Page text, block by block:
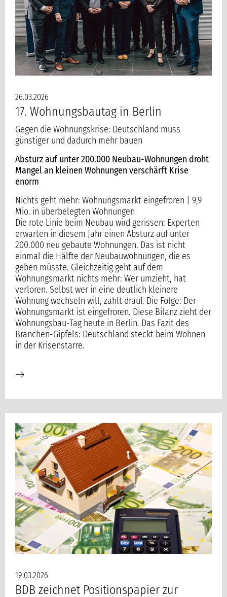
26.03.2026
17. Wohnungsbautag in Berlin
Gegen die Wohnungskrise: Deutschland muss
günstiger und dadurch mehr bauen
Absturz auf unter 200.000 Neubau-Wohnungen droht
Mangel an kleinen Wohnungen verschärft Krise
enorm
Nichts geht mehr: Wohnungsmarkt eingefroren | 9,9
Mio. in überbelegten Wohnungen
Die rote Linie beim Neubau wird gerissen: Experten
erwarten in diesem Jahr einen Absturz auf unter
200.000 neu gebaute Wohnungen. Das ist nicht
einmal die Hälfte der Neubauwohnungen, die es
geben müsste. Gleichzeitig geht auf dem
Wohnungsmarkt nichts mehr: Wer umzieht, hat
verloren. Selbst wer in eine deutlich kleinere
Wohnung wechseln will, zahlt drauf. Die Folge: Der
Wohnungsmarkt ist eingefroren. Diese Bilanz zieht der
Wohnungsbau-Tag heute in Berlin. Das Fazit des
Branchen-Gipfels: Deutschland steckt beim Wohnen
in der Krisenstarre.
19.03.2026
BDB zeichnet Positionspapier zur